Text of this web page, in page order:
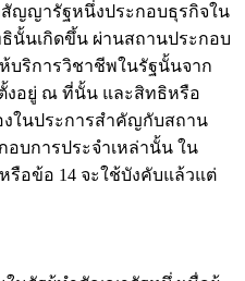
ญญารัฐหนึ่งประกอบธุรกิจใน
นเกิดขึ้น ผ่านสถานประกอบ
บริการวิชาชีพในรัฐนั้นจาก
งอยู่ ณ ที่นั้น และสิทธิหรือ
ในประการสำคัญกับสถาน
บการประจำเหล่านั้น ใน
อข้อ 14 จะใช้บังคับแล้วแต่